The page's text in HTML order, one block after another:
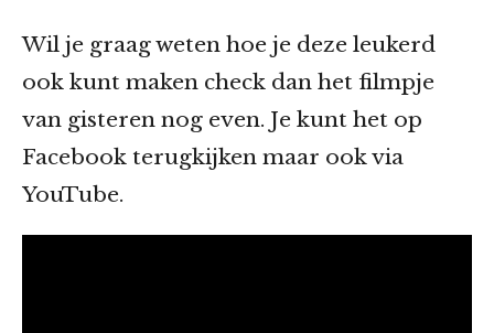
Wil je graag weten hoe je deze leukerd
ook kunt maken check dan het filmpje
van gisteren nog even. Je kunt het op
Facebook terugkijken maar ook via
YouTube.